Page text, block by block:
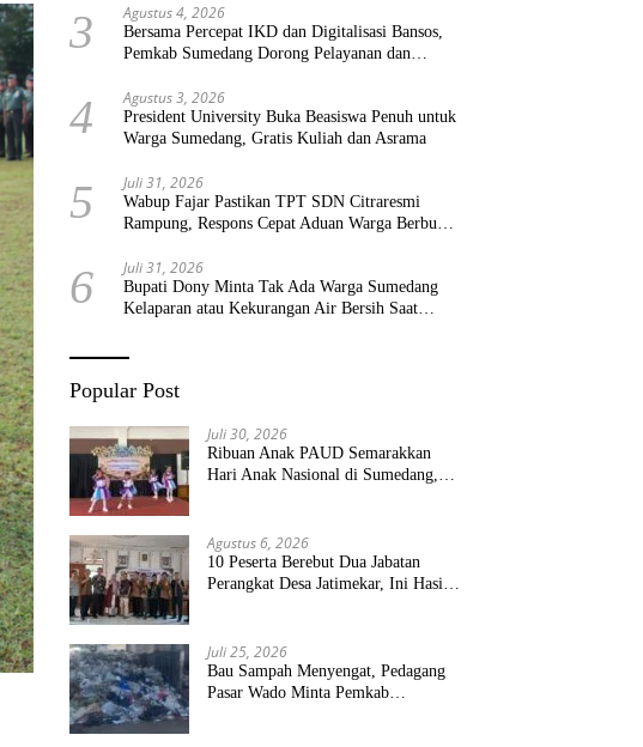
3 Agustus 4, 2026
Bersama Percepat IKD dan Digitalisasi Bansos,
Pemkab Sumedang Dorong Pelayanan dan
4 Agustus 3, 2026
President University Buka Beasiswa Penuh untuk
Warga Sumedang, Gratis Kuliah dan Asrama
5 Juli 31, 2026
Wabup Fajar Pastikan TPT SDN Citraresmi
Rampung, Respons Cepat Aduan Warga Berbuah
6 Juli 31, 2026
Bupati Dony Minta Tak Ada Warga Sumedang
Kelaparan atau Kekurangan Air Bersih Saat
Popular Post
Juli 30, 2026
Ribuan Anak PAUD Semarakkan
Hari Anak Nasional di Sumedang,
Agustus 6, 2026
10 Peserta Berebut Dua Jabatan
Perangkat Desa Jatimekar, Ini Hasil
Juli 25, 2026
Bau Sampah Menyengat, Pedagang
Pasar Wado Minta Pemkab